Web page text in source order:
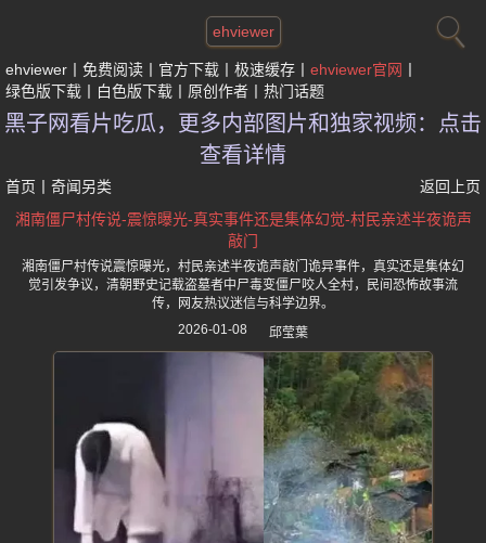
ehviewer
ehviewer 免费阅读 官方下载 极速缓存
ehviewer官网
绿色版下载
白色版下载 原创作者 热门话题
黑子网看片吃瓜，更多内部图片和独家视频：点击
查看详情
首页 奇闻另类
返回上页
湘南僵尸村传说-震惊曝光-真实事件还是集体幻觉-村民亲述半夜诡声
敲门
湘南僵尸村传说震惊曝光，村民亲述半夜诡声敲门诡异事件，真实还是集体幻
觉引发争议，清朝野史记载盗墓者中尸毒变僵尸咬人全村，民间恐怖故事流
传，网友热议迷信与科学边界。
2026-01-08
邱莹葉